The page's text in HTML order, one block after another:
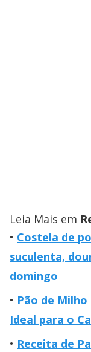
Leia Mais em
Costela de
suculenta,
domingo
Pão de
Ideal para o
Receita de